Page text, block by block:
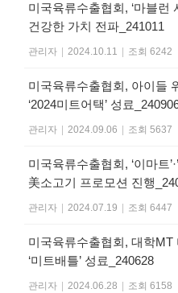
미국육류수출협회, ‘마블런
건강한 가치 전파_241011
관리자 2024.10.11 조회 6242
미국육류수출협회, 아이들
‘2024미트어택’ 성료
관리자 2024.09.06 조회 5637
미국육류수출협회, ‘이마트
美소고기 프로모션 진행
관리자 2024.07.19 조회 6447
미국육류수출협회, 대학
‘미트배틀’ 성료_240628
관리자 2024.06.28 조회 6158